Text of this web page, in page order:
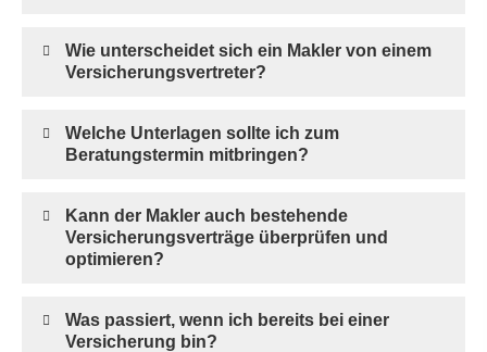
Wie unterscheidet sich ein Makler von einem
Versicherungsvertreter?
Welche Unterlagen sollte ich zum
Beratungstermin mitbringen?
Kann der Makler auch bestehende
Versicherungsverträge überprüfen und
optimieren?
Was passiert, wenn ich bereits bei einer
Versicherung bin?